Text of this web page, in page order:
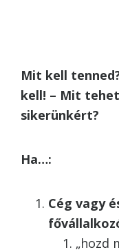
Mit kell
kell! – Mit
sikerünkért?
Ha…:
Cég vagy
„hozd